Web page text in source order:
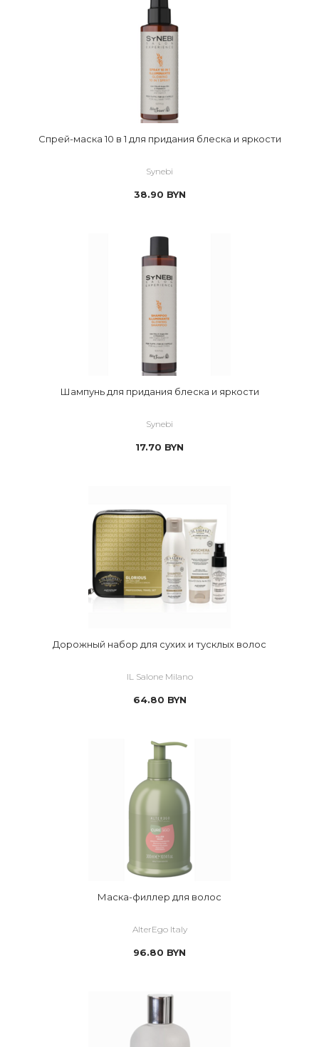
Спрей-маска 10 в 1 для придания блеска и яркости
Synebi
38.90 BYN
Шампунь для придания блеска и яркости
Synebi
17.70 BYN
Дорожный набор для сухих и тусклых волос
IL Salone Milano
64.80 BYN
Маска-филлер для волос
AlterEgo Italy
96.80 BYN